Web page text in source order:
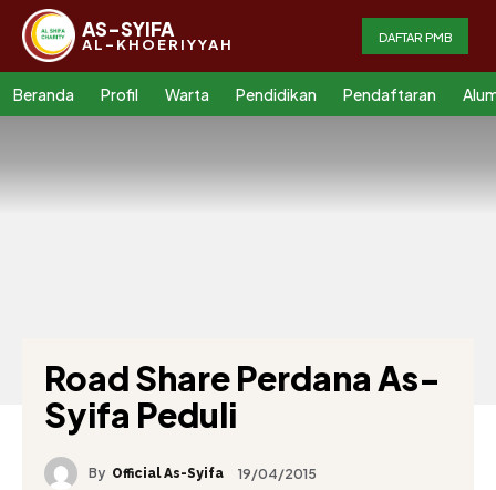
AS-SYIFA
AL-KHOERIYYAH DAFTAR PMB
Beranda Profil Warta Pendidikan Pendaftaran
Road Share Perdana As-
Syifa Peduli
By Official As-Syifa 19/04/2015